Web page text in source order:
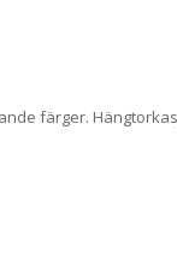
färger.